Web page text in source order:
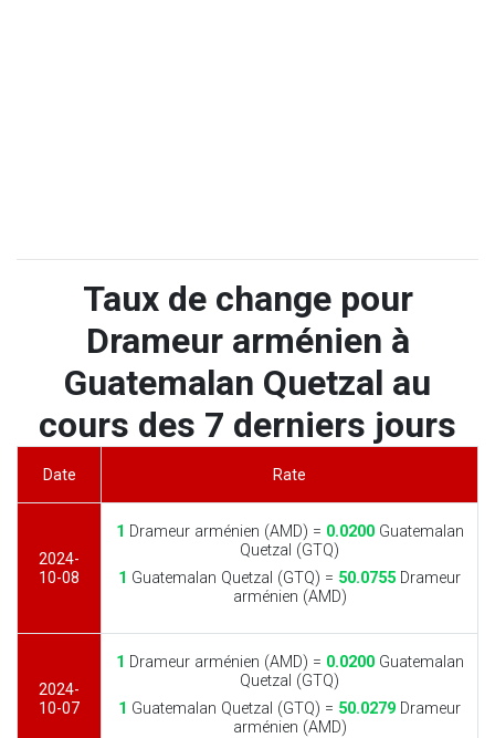
Taux de change pour
Drameur arménien à
Guatemalan Quetzal au
cours des 7 derniers jours
Date Rate
2024-
10-08
1 Drameur arménien (AMD) = 0.0200Guatemalan
Quetzal (GTQ)
1 Guatemalan Quetzal (GTQ) = 50.0755 Drameur
arménien (AMD)
2024-
10-07
1 Drameur arménien (AMD) = 0.0200Guatemalan
Quetzal (GTQ)
1 Guatemalan Quetzal (GTQ) = 50.0279 Drameur
arménien (AMD)